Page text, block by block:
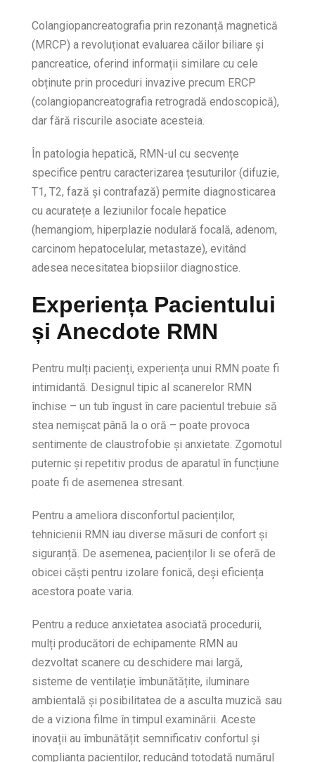
Colangiopancreatografia prin rezonanță magnetică
(MRCP) a revoluționat evaluarea căilor biliare și
pancreatice, oferind informații similare cu cele
obținute prin proceduri invazive precum ERCP
(colangiopancreatografia retrogradă endoscopică),
dar fără riscurile asociate acesteia.
În patologia hepatică, RMN-ul cu secvențe
specifice pentru caracterizarea țesuturilor (difuzie,
T1, T2, fază și contrafază) permite diagnosticarea
cu acuratețe a leziunilor focale hepatice
(hemangiom, hiperplazie nodulară focală, adenom,
carcinom hepatocelular, metastaze), evitând
adesea necesitatea biopsiilor diagnostice.
Experiența Pacientului
și Anecdote RMN
Pentru mulți pacienți, experiența unui RMN poate fi
intimidantă. Designul tipic al scanerelor RMN
închise – un tub îngust în care pacientul trebuie să
stea nemișcat până la o oră – poate provoca
sentimente de claustrofobie și anxietate. Zgomotul
puternic și repetitiv produs de aparatul în funcțiune
poate fi de asemenea stresant.
Pentru a ameliora disconfortul pacienților,
tehnicienii RMN iau diverse măsuri de confort și
siguranță. De asemenea, pacienților li se oferă de
obicei căști pentru izolare fonică, deși eficiența
acestora poate varia.
Pentru a reduce anxietatea asociată procedurii,
mulți producători de echipamente RMN au
dezvoltat scanere cu deschidere mai largă,
sisteme de ventilație îmbunătățite, iluminare
ambientală și posibilitatea de a asculta muzică sau
de a viziona filme în timpul examinării. Aceste
inovații au îmbunătățit semnificativ confortul și
complianța pacienților, reducând totodată numărul